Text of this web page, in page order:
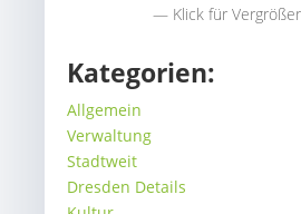
— Klick für
Kategorien:
Allgemein
Verwaltung
Stadtweit
Dresden Details